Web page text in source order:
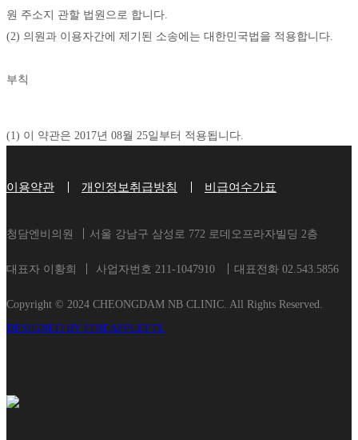
원 주소지 관할 법원으로 합니다.
(2) 의원과 이용자간에 제기된 소송에는 대한민국법을 적용합니다.
부칙
(1) 이 약관은 2017년 08월 25일부터 적용됩니다.
이용약관 개인정보취급방침 비급여수가표
청담엔비의원 서울 강남구 삼성로 772 로데오프라자빌딩 2층
대표자 이황희 사업자번호 211-1047910 대표전화 02.543.5856
Copyright © 2024 CHEONGDAM NB CLINIC. All Rights Reserved.
DESIGNED BY FINEAPPLEPTL